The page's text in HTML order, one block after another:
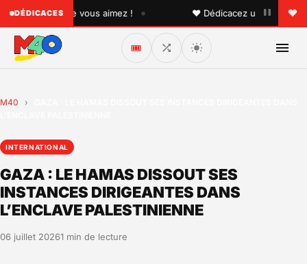
DÉDICACESque vous aimez ! • ♥ Dédicacez un titre à vos
🎟️
M40 ›
INTERNATIONAL
GAZA : LE HAMAS DISSOUT SES
INSTANCES DIRIGEANTES DANS
L’ENCLAVE PALESTINIENNE
06 juillet 20261 min de lecture